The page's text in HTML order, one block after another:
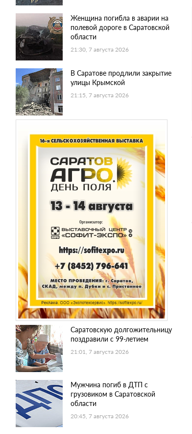
Женщина погибла в аварии на
полевой дороге в Саратовской
области
21:30, 7 августа 2026
В Саратове продлили закрытие
улицы Крымской
21:15, 7 августа 2026
Саратовскую долгожительницу
поздравили с 99-летием
21:01, 7 августа 2026
Мужчина погиб в ДТП с
грузовиком в Саратовской
области
20:45, 7 августа 2026